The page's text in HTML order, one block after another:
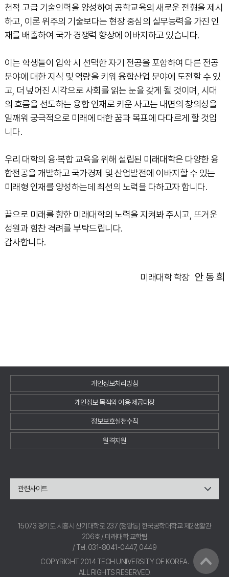
천적 고급 기술인력을 양성하여 공학교육의 새로운 전형을 제시
하고, 이론 위주의 기술보다는 현장 중심의 실무능력을 가진 인
재를 배출하여 국가 경쟁력 향상에 이바지하고 있습니다.
이는 학생들이 입학 시 선택한 자기 전공을 포함하여 다른 전공
분야에 대한 지식 및 역량을 키워 융합산업 분야에 도전할 수 있
고, 더 넢어진 시각으로 사회를 읽는 눈을 갖게 될 것이며, 시대
의 흐름을 선도하는 융합 인재로 키운 사고는 내면의 창의성을
일깨워 궁극적으로 미래에 대한 꿈과 목표에 다다르게 할 것입
니다.
우리 대학의 융·복합 교육을 위해 설립된 미래대학은 다양한 융
합전공을 개발하고 국가경제 및 산업발전에 이바지할 수 있는
미래형 인재를 양성하는데 최선의 노력을 다하고자 합니다.
끝으로 미래를 향한 미래대학의 노력을 지켜봐 주시고, 뜨거운
성원과 힘찬 격려를 부탁드립니다.
감사합니다.
미래대학 학장 안 동 희
개인정보처리방침
개인정보 목적외 이용·제공대장
정보보호실천수칙
원격지원
관련사이트
15073 경기도 시흥시 산기대학로 237 (정왕동) 한국공학대학교 제2생활관
206호 / 미래대학 교학팀
/ Tel. 031-8041-0447, 0449
COPYRIGHT 2014 TECH UNIVERSITY OF KOREA.
ALL RIGHTS RESERVED.